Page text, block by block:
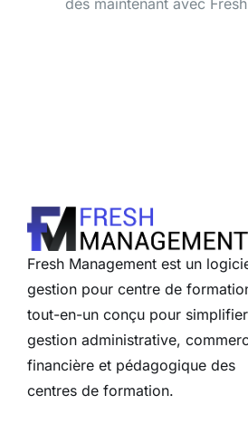
dès maintenant avec
Fresh Management est un
gestion pour centre de
tout-en-un conçu pour
gestion administrative,
financière et pédagogique des
centres de formation.